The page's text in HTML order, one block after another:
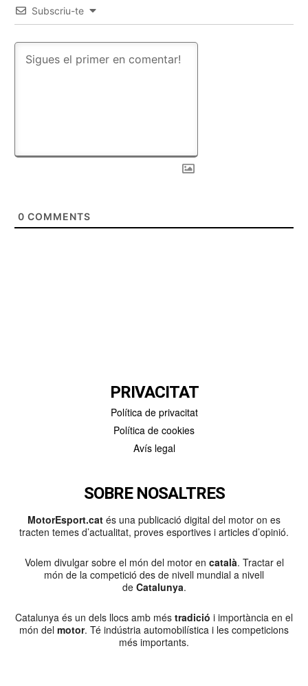
Subscriu-te
0 COMMENTS
PRIVACITAT
Política de privacitat
Política de cookies
Avís legal
SOBRE NOSALTRES
MotorEsport.cat és una publicació digital del motor on es
tracten temes d’actualitat, proves esportives i articles d’opinió.
Volem divulgar sobre el món del motor en català. Tractar el
món de la competició des de nivell mundial a nivell
de Catalunya.
Catalunya és un dels llocs amb més tradició i importància en el
món del motor. Té indústria automobilística i les competicions
més importants.